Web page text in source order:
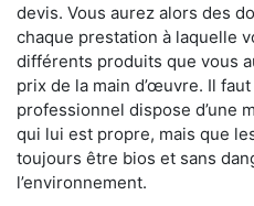
devis. Vous aurez alors des
chaque prestation à laquelle
différents produits que vous
prix de la main d’œuvre. Il
professionnel dispose d’une
qui lui est propre, mais que
toujours être bios et sans
l’environnement.